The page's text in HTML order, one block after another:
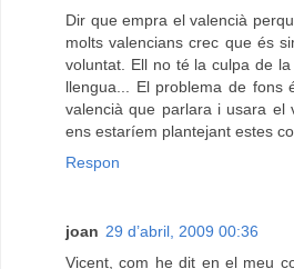
Dir que empra el valencià
molts valencians crec que és
voluntat. Ell no té la culpa de
llengua... El problema de fons
valencià que parlara i usara el
ens estaríem plantejant estes
Respon
joan 29 d’abril, 2009 00:36
Vicent, com he dit en el meu